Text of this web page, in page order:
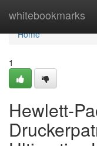
whitebookmarks
Home
Home
1
Hewlett-